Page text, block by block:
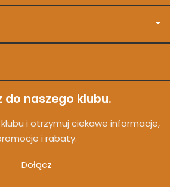
do naszego klubu.
i otrzymuj ciekawe informacje,
i rabaty.
Dołącz